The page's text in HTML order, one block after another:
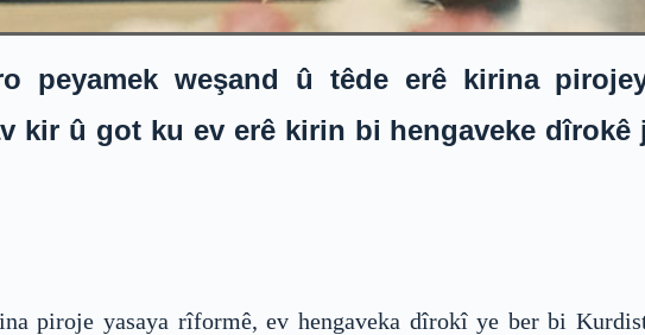
peyamek weşand û têde erê kirina
kir û got ku ev erê kirin bi hengaveke dîrokê
piroje yasaya rîformê, ev hengaveka dîrokî ye ber bi